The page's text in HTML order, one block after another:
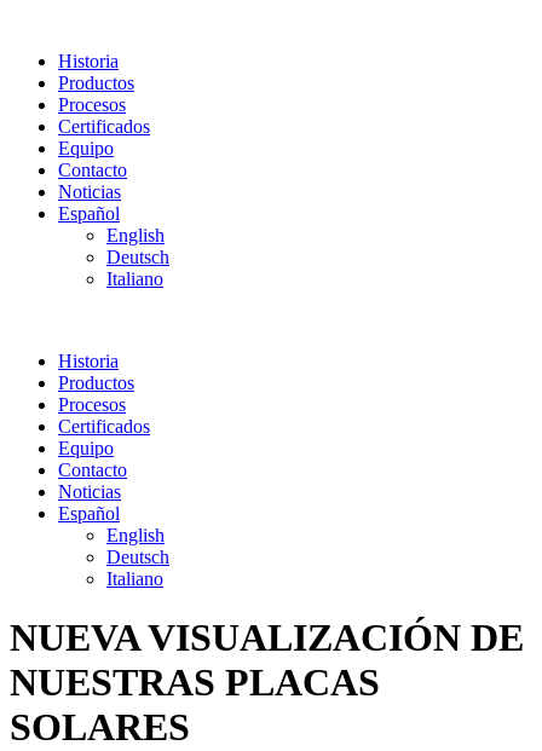
Historia
Productos
Procesos
Certificados
Equipo
Contacto
Noticias
Español
English
Deutsch
Italiano
Historia
Productos
Procesos
Certificados
Equipo
Contacto
Noticias
Español
English
Deutsch
Italiano
NUEVA VISUALIZACIÓN DE
NUESTRAS PLACAS
SOLARES